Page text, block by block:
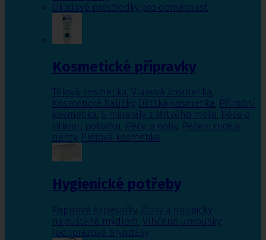
Úklidové prostředky pro domácnost
Kosmetické přípravky
Tělová kosmetika, Vlasová kosmetika,
Kosmetické balíčky, Dětská kosmetika, Přírodní
kosmetika, S minerály z Mrtvého moře, Péče o
citlivou pokožku, Péče o nohy, Péče o ruce a
nehty, Pleťová kosmetika
Hygienické potřeby
Papírové kapesníky, Žínky a houbičky
napuštěné mýdlem, Vlhčené ubrousky,
Jednorázové bryndáky